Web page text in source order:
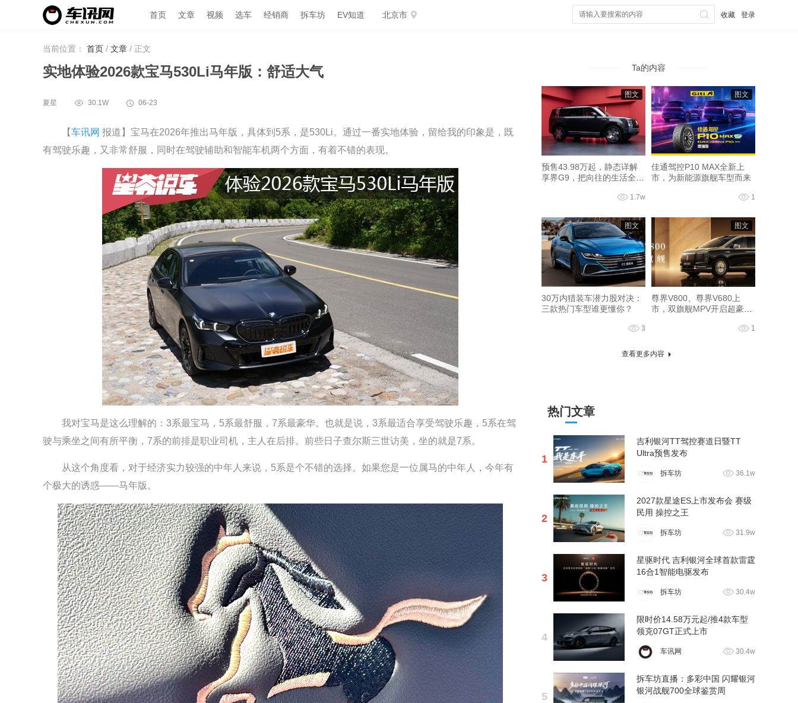
首页 文章 视频 选车 经销商 拆车坊 EV知道 北京市 收藏 登录
当前位置： 首页 / 文章 / 正文
实地体验2026款宝马530Li马年版：舒适大气
夏星 30.1W 06-23
【车讯网 报道】宝马在2026年推出马年版，具体到5系，是530Li。通过一番实地体验，留给我的印象是，既
有驾驶乐趣，又非常舒服，同时在驾驶辅助和智能车机两个方面，有着不错的表现。
我对宝马是这么理解的：3系最宝马，5系最舒服，7系最豪华。也就是说，3系最适合享受驾驶乐趣，5系在驾
驶与乘坐之间有所平衡，7系的前排是职业司机，主人在后排。前些日子查尔斯三世访美，坐的就是7系。
从这个角度看，对于经济实力较强的中年人来说，5系是个不错的选择。如果您是一位属马的中年人，今年有
个极大的诱惑——马年版。
Ta的内容
图文
预售43.98万起，静态详解
享界G9，把向往的生活全配
1.7w
图文
佳通驾控P10 MAX全新上
市，为新能源旗舰车型而来
1
图文
30万内猎装车潜力股对决：
三款热门车型谁更懂你？
3
图文
尊界V800、尊界V680上
市，双旗舰MPV开启超豪华
1
查看更多内容
热门文章
1
吉利银河TT驾控赛道日暨TT
Ultra预售发布
拆车坊 36.1w
2
2027款星途ES上市发布会 赛级
民用 操控之王
拆车坊 31.9w
3
星驱时代 吉利银河全球首款雷霆
16合1智能电驱发布
拆车坊 30.4w
4
限时价14.58万元起/推4款车型
领克07GT正式上市
车讯网 30.4w
5
拆车坊直播：多彩中国 闪耀银河
银河战舰700全球鉴赏周